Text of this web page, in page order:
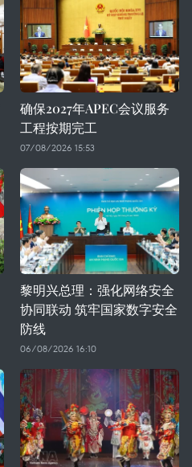
确保2027年APEC会议服务
工程按期完工
07/08/2026 15:53
黎明兴总理：强化网络安全
协同联动 筑牢国家数字安全
防线
06/08/2026 16:10